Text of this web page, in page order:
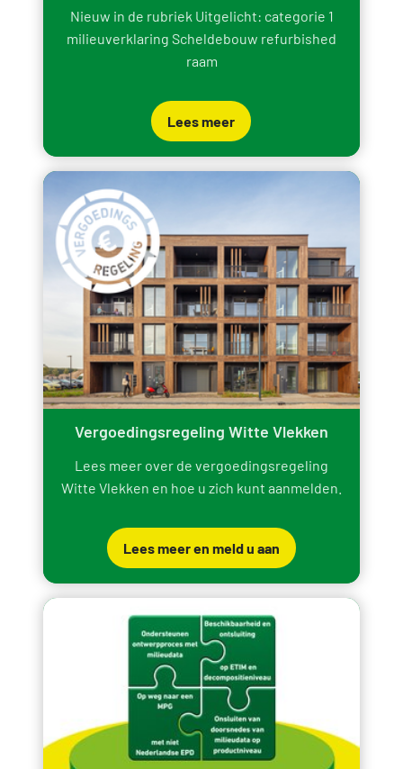
Nieuw in de rubriek Uitgelicht: categorie 1
milieuverklaring Scheldebouw refurbished
raam
Lees meer
Vergoedingsregeling Witte Vlekken
Lees meer over de vergoedingsregeling
Witte Vlekken en hoe u zich kunt aanmelden.
Lees meer en meld u aan